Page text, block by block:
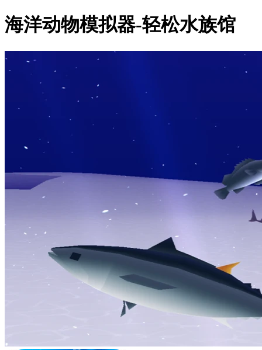
海洋动物模拟器-轻松水族馆